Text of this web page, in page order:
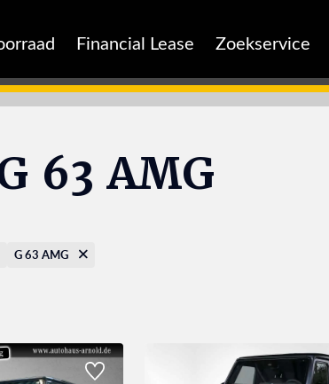
Financial Lease Zoekservice
63 AMG
G 63 AMG